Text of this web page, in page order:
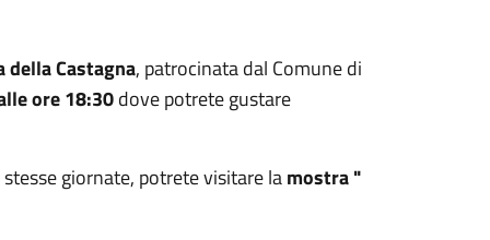
della Castagna, patrocinata dal Comune di
ore 18:30dove potrete gustare
giornate, potrete visitare lamostra "